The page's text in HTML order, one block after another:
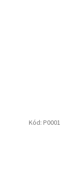
Kód: P0001